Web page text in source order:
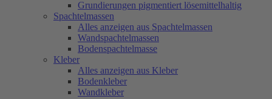
Grundierungen pigmentiert lösemittelhaltig
Spachtelmassen
Alles anzeigen aus Spachtelmassen
Wandspachtelmassen
Bodenspachtelmasse
Kleber
Alles anzeigen aus Kleber
Bodenkleber
Wandkleber